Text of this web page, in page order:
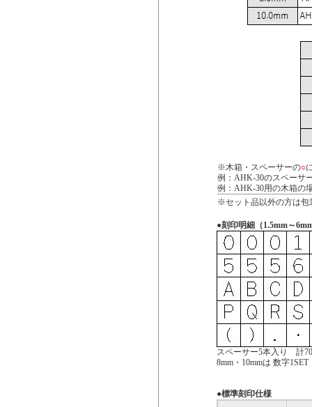
※木箱・スペーサーの○
例：AHK-30のスペーサ
例：AHK-30用の木箱の
※セット品以外の方は包
●刻印明細（1.5mm～
スペーサー5本入り 計
8mm・10mmは 数字
●標準刻印仕様